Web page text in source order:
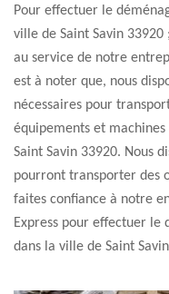
Pour effectuer le
ville de Saint Savin 33920
au service de notre
est à noter que, nous
nécessaires pour
équipements et
Saint Savin 33920. Nous
pourront transporter des
faites confiance à notre
Express pour effectuer
dans la ville de Saint